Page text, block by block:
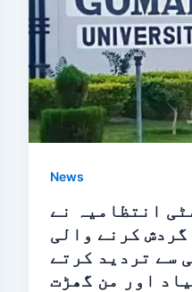
News
انتظامیہ نے
کرنے والی
سے تردید کرتے
اور من گھڑت